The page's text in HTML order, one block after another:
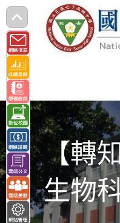
跳
轉
至
主
要
內
容
【轉
生物